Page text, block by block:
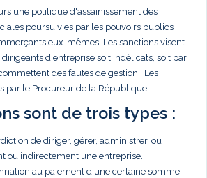
une politique d'assainissement des
poursuivies par les pouvoirs publics
eux-mêmes. Les sanctions visent
d'entreprise soit indélicats, soit par
des fautes de gestion . Les
par le Procureur de la République.
sont de trois types :
de diriger, gérer, administrer, ou
ou indirectement une entreprise.
au paiement d'une certaine somme